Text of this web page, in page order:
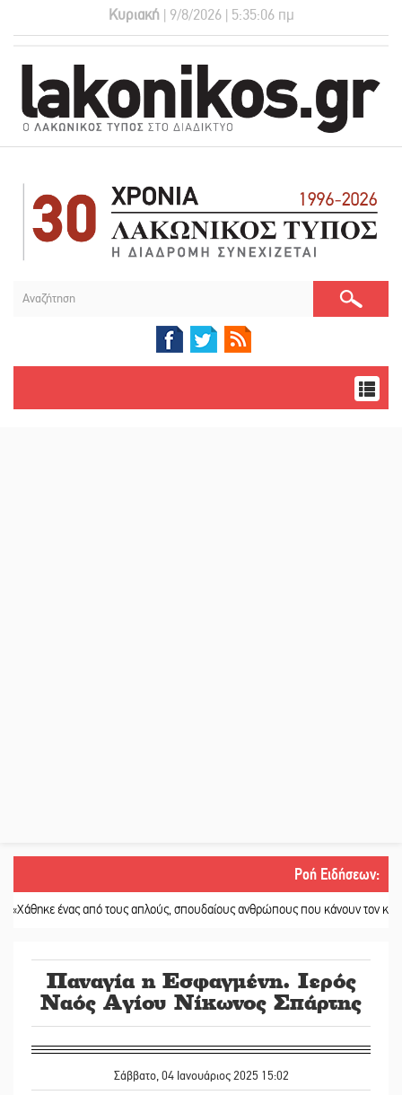
Κυριακή | 9/8/2026 | 5:35:07 πμ
Ροή Ειδήσεων:
από τους απλούς, σπουδαίους ανθρώπους που κάνουν τον κόσμο λίγο
Παναγία η Εσφαγμένη. Ιερός
Ναός Αγίου Νίκωνος Σπάρτης
Σάββατο, 04 Ιανουάριος 2025 15:02